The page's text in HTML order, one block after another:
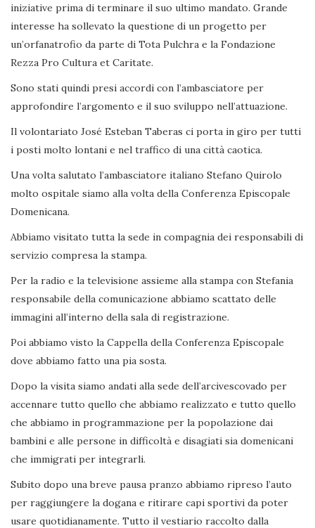
iniziative prima di terminare il suo ultimo mandato. Grande
interesse ha sollevato la questione di un progetto per
un’orfanatrofio da parte di Tota Pulchra e la Fondazione
Rezza Pro Cultura et Caritate.
Sono stati quindi presi accordi con l’ambasciatore per
approfondire l’argomento e il suo sviluppo nell’attuazione.
Il volontariato José Esteban Taberas ci porta in giro per tutti
i posti molto lontani e nel traffico di una città caotica.
Una volta salutato l’ambasciatore italiano Stefano Quirolo
molto ospitale siamo alla volta della Conferenza Episcopale
Domenicana.
Abbiamo visitato tutta la sede in compagnia dei responsabili di
servizio compresa la stampa.
Per la radio e la televisione assieme alla stampa con Stefania
responsabile della comunicazione abbiamo scattato delle
immagini all’interno della sala di registrazione.
Poi abbiamo visto la Cappella della Conferenza Episcopale
dove abbiamo fatto una pia sosta.
Dopo la visita siamo andati alla sede dell’arcivescovado per
accennare tutto quello che abbiamo realizzato e tutto quello
che abbiamo in programmazione per la popolazione dai
bambini e alle persone in difficoltà e disagiati sia domenicani
che immigrati per integrarli.
Subito dopo una breve pausa pranzo abbiamo ripreso l’auto
per raggiungere la dogana e ritirare capi sportivi da poter
usare quotidianamente. Tutto il vestiario raccolto dalla